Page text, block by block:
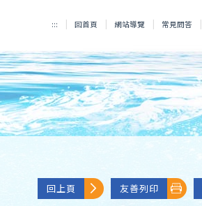
::: 回首頁 網站導覽 常見問答
回上頁 友善列印